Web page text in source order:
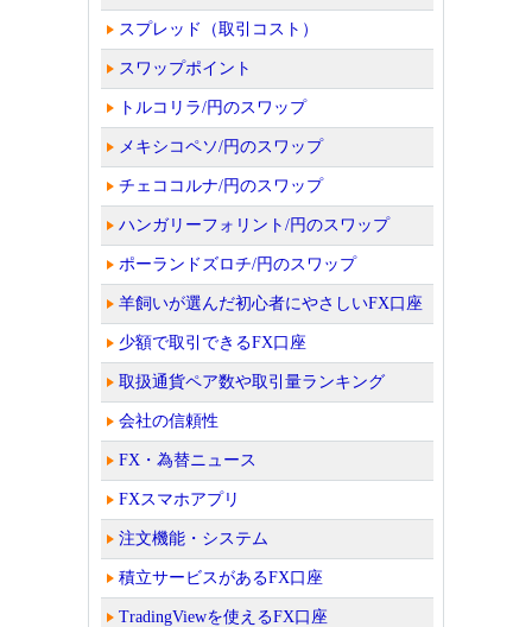
スプレッド（取引コスト）
スワップポイント
トルコリラ/円のスワップ
メキシコペソ/円のスワップ
チェココルナ/円のスワップ
ハンガリーフォリント/円のスワップ
ポーランドズロチ/円のスワップ
羊飼いが選んだ初心者にやさしいFX口座
少額で取引できるFX口座
取扱通貨ペア数や取引量ランキング
会社の信頼性
FX・為替ニュース
FXスマホアプリ
注文機能・システム
積立サービスがあるFX口座
TradingViewを使えるFX口座